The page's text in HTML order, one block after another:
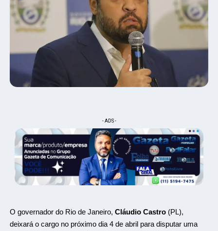
- ADS -
O governador do Rio de Janeiro, Cláudio Castro (PL),
deixará o cargo no próximo dia 4 de abril para disputar uma